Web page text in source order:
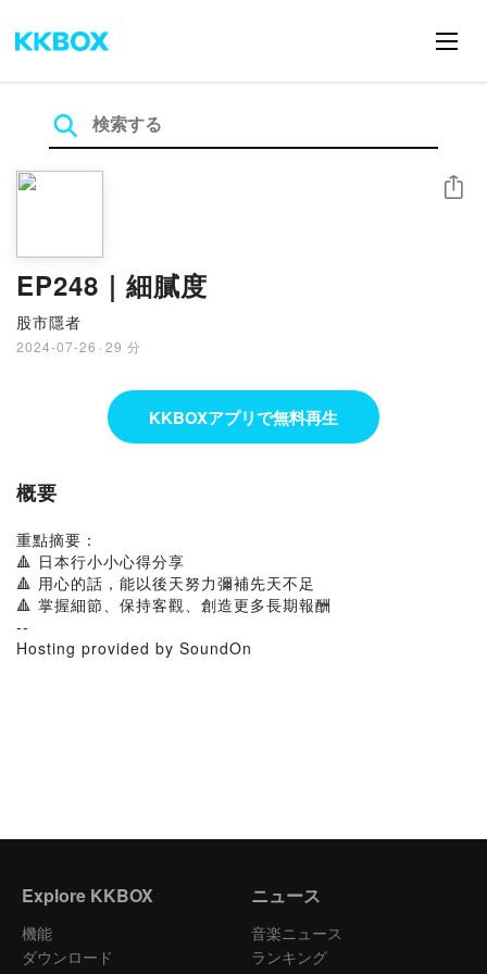
EP248｜細膩度
股市隱者
2024-07-26 · 29 分
シェア
KKBOXアプリで無料再生
概要
重點摘要：
🔺 日本行小小心得分享
🔺 用心的話，能以後天努力彌補先天不足
🔺 掌握細節、保持客觀、創造更多長期報酬
--
Hosting provided by SoundOn
Explore KKBOX
機能
ダウンロード
ニュース
音楽ニュース
ランキング